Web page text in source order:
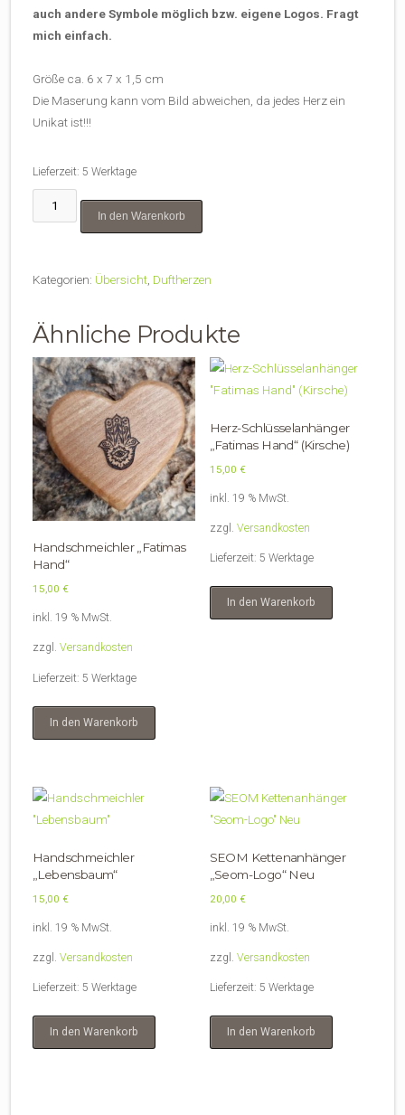
auch andere Symbole möglich bzw. eigene Logos. Fragt
mich einfach.
Größe ca. 6 x 7 x 1,5 cm
Die Maserung kann vom Bild abweichen, da jedes Herz ein
Unikat ist!!!
Lieferzeit: 5 Werktage
Duftherz
fürs
Clip
die
Menge
In den Warenkorb
Kategorien: Übersicht Duftherzen
Ähnliche Produkte
Handschmeichler „Fatimas
Hand“
15,00 €
inkl. 19 % MwSt.
zzgl. Versandkosten
Lieferzeit: 5 Werktage
In den Warenkorb
Herz-Schlüsselanhänger
„Fatimas Hand“ (Kirsche)
15,00 €
inkl. 19 % MwSt.
zzgl. Versandkosten
Lieferzeit: 5 Werktage
In den Warenkorb
Handschmeichler
„Lebensbaum“
15,00 €
inkl. 19 % MwSt.
zzgl. Versandkosten
Lieferzeit: 5 Werktage
In den Warenkorb
SEOM Kettenanhänger
„Seom-Logo“ Neu
20,00 €
inkl. 19 % MwSt.
zzgl. Versandkosten
Lieferzeit: 5 Werktage
In den Warenkorb